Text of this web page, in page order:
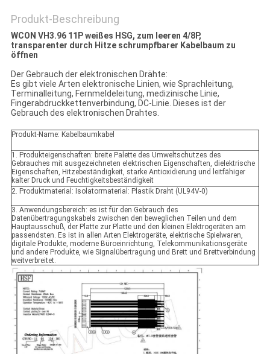
Produkt-Beschreibung
WCON VH3.96 11P weißes HSG, zum leeren 4/8P,
transparenter durch Hitze schrumpfbarer Kabelbaum zu
öffnen
Der Gebrauch der elektronischen Drähte:
Es gibt viele Arten elektronische Linien, wie Sprachleitung,
Terminalleitung, Fernmeldeleitung, medizinische Linie,
Fingerabdruckkettenverbindung, DC-Linie. Dieses ist der
Gebrauch des elektronischen Drahtes.
Produkt-Name: Kabelbaumkabel
1. Produkteigenschaften: breite Palette des Umweltschutzes des
Gebrauches mit ausgezeichneten elektrischen Eigenschaften, dielektrische
Eigenschaften, Hitzebeständigkeit, starke Antioxidierung und leitfähiger
kalter Druck und Feuchtigkeitsbeständigkeit
2. Produktmaterial: Isolatormaterial: Plastik Draht (UL94V-0)
3. Anwendungsbereich: es ist für den Gebrauch des
Datenübertragungskabels zwischen den beweglichen Teilen und dem
Hauptausschuß, der Platte zur Platte und den kleinen Elektrogeräten am
passendsten. Es ist in allen Arten Elektrogeräte, elektrische Spielwaren,
digitale Produkte, moderne Büroeinrichtung, Telekommunikationsgeräte
und andere Produkte, wie Signalübertragung und Brett und Brettverbindung
weitverbreitet.